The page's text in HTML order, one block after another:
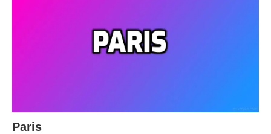
Paris